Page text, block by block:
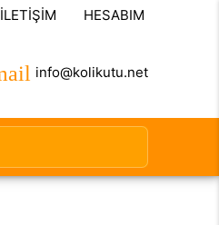
İLETIŞIM HESABIM
info@kolikutu.net